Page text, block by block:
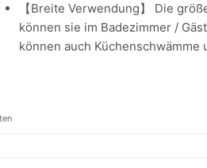
【Breite Verwendung】 Die
können sie im Badezimmer /
können auch Küchenschwämme